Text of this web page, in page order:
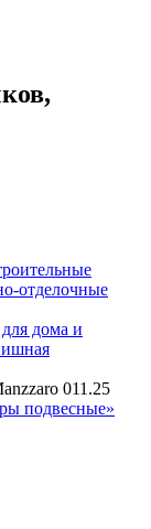
отделочные
дома и
011.25
подвесные»